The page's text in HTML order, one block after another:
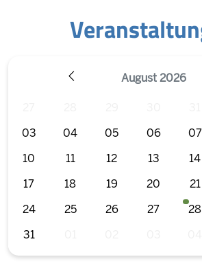
ZURÜCK August 2026
03
04 05 06 07
10
11 12 13 14
17
18 19 20 21
24
25 26 27 28
31